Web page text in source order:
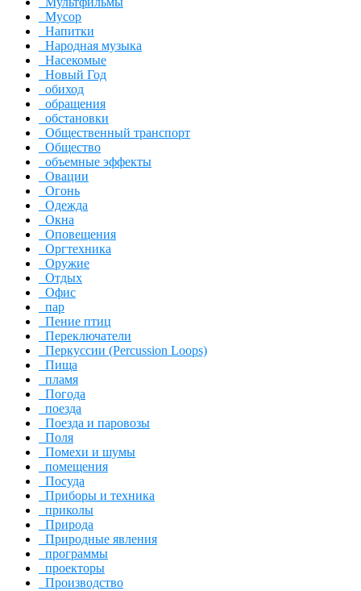
Мусор
Напитки
Народная музыка
Насекомые
Новый Год
обиход
обращения
обстановки
Общественный транспорт
Общество
объемные эффекты
Овации
Огонь
Одежда
Окна
Оповещения
Оргтехника
Оружие
Отдых
Офис
пар
Пение птиц
Переключатели
Перкуссии (Percussion Loops)
Пища
пламя
Погода
поезда
Поезда и паровозы
Поля
Помехи и шумы
помещения
Посуда
Приборы и техника
приколы
Природа
Природные явления
программы
проекторы
Производство